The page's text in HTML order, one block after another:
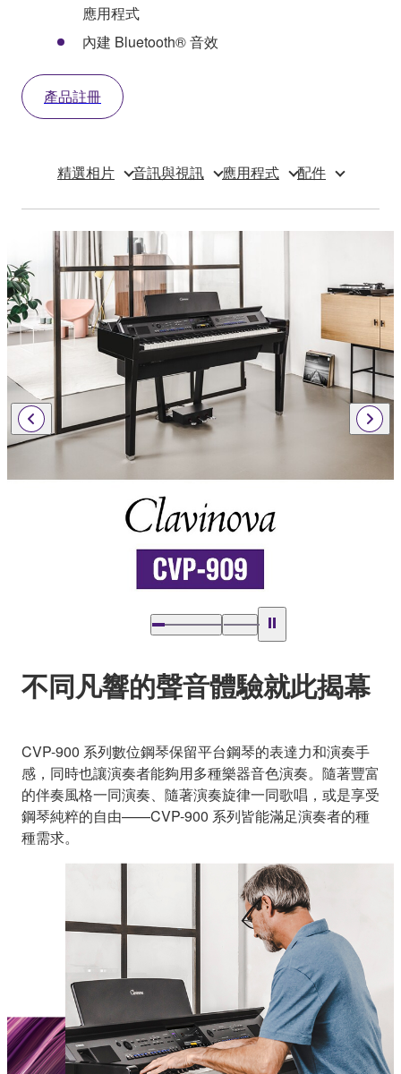
應用程式
內建 Bluetooth® 音效
產品註冊
精選相片 音訊與視訊 應用程式 配件
不同凡響的聲音體驗就此揭幕
CVP-900 系列數位鋼琴保留平台鋼琴的表達力和演奏手
感，同時也讓演奏者能夠用多種樂器音色演奏。隨著豐富
的伴奏風格一同演奏、隨著演奏旋律一同歌唱，或是享受
鋼琴純粹的自由——CVP-900 系列皆能滿足演奏者的種
種需求。